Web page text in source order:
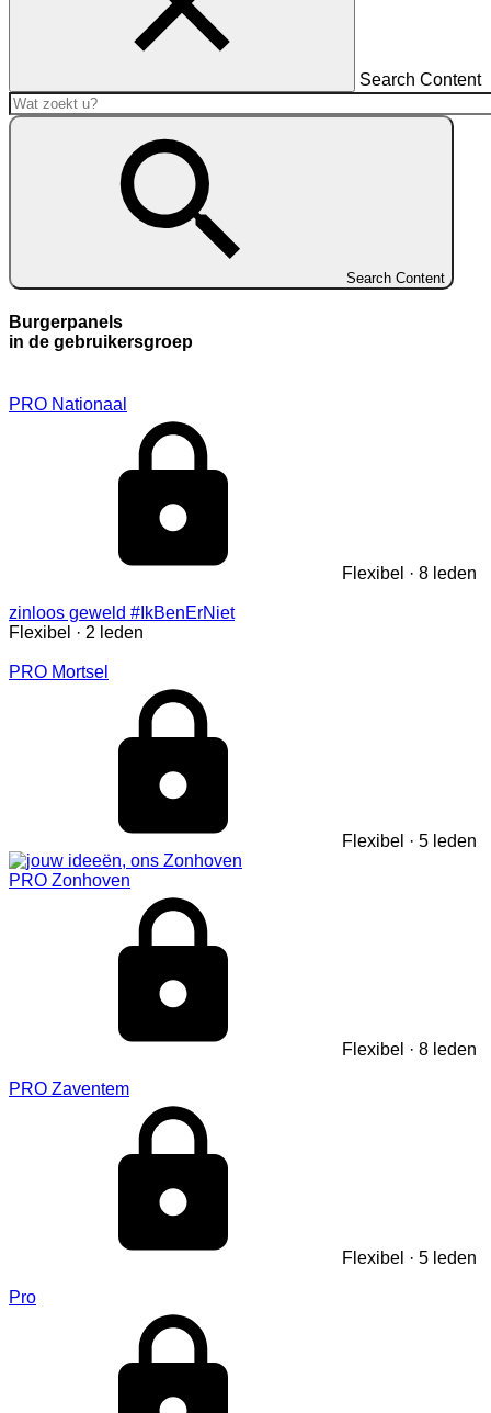
Search Content
Search Content
Burgerpanels
in de gebruikersgroep
PRO Nationaal
Flexibel · 8 leden
zinloos geweld #IkBenErNiet
Flexibel · 2 leden
PRO Mortsel
Flexibel · 5 leden
PRO Zonhoven
Flexibel · 8 leden
PRO Zaventem
Flexibel · 5 leden
Pro